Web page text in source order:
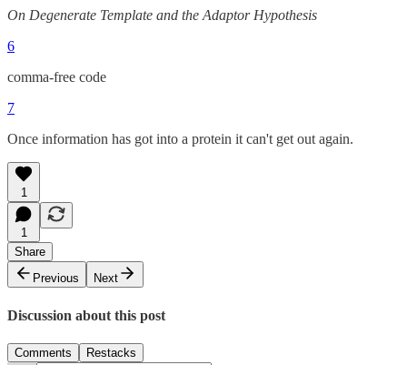
On Degenerate Template and the Adaptor Hypothesis
6
comma-free code
7
Once information has got into a protein it can't get out again.
1
1
Share
Previous
Next
Discussion about this post
Comments Restacks